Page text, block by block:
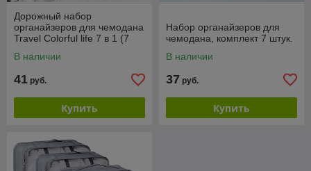
Дорожный набор
органайзеров для чемодана
Travel Colorful life 7 в 1 (7
размеров), Синий
В наличии
41 руб.
Купить
Набор органайзеров для
чемодана, комплект 7 штук.
В наличии
37 руб.
Купить